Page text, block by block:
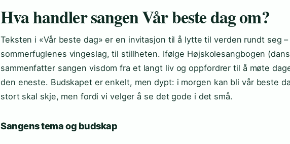
Hva handler sangen Vår beste dag om?
Teksten i «Vår beste dag» er en invitasjon til å lytte til verden rundt seg
sommerfuglenes vingeslag, til stillheten. Ifølge Højskolesangbogen
sammenfatter sangen visdom fra et langt liv og oppfordrer til å møte
den eneste. Budskapet er enkelt, men dypt: i morgen kan bli vår beste
stort skal skje, men fordi vi velger å se det gode i det små.
Sangens tema og budskap